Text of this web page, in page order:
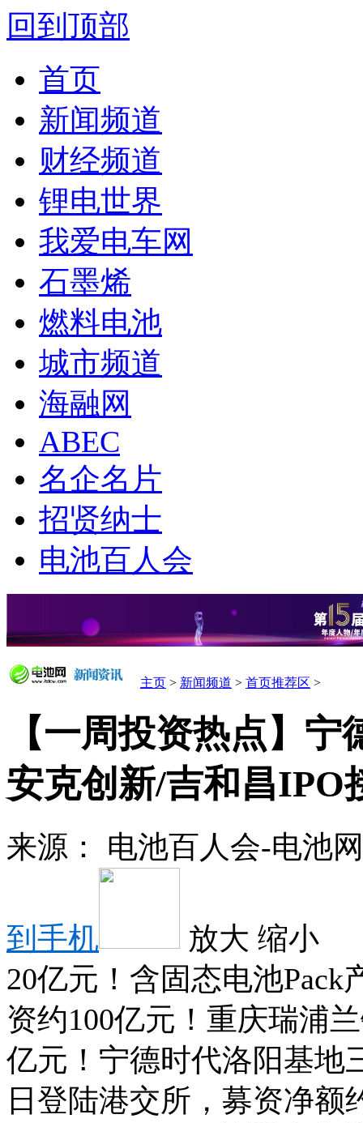
回到顶部
首页
新闻频道
财经频道
锂电世界
我爱电车网
石墨烯
燃料电池
城市频道
海融网
ABEC
名企名片
招贤纳士
电池百人会
主页 > 新闻频道 > 首页推荐区 >
【一周投资热点】
安克创新/吉和昌IPO
来源： 电池百人会-电池
到手机 放大 缩小
20亿元！含固态电池
资约100亿元！重庆瑞浦
亿元！宁德时代洛阳基地
日登陆港交所，募资净额